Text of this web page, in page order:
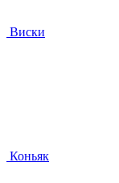
Виски
Коньяк